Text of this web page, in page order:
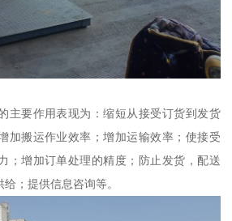
主要作用表现为：缩短从接受订货到发货
加搬运作业效率；增加运输效率；使接受
；增加订单处理的精度；防止发货，配送
；提供信息咨询等。